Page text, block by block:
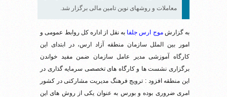
معاملات و روشهای نوین تامین مالی برگزار شد.
به گزارشموج ارس جلفا به نقل از اداره کل روابط عمومی و
امور بین الملل سازمان منطقه آزاد ارس، در ابتدای این
کارگاه آموزشی مدیر عامل سازمان ضمن مفید خواندن
برگزاری نشست ها و کارگاه های تخصصی سرمایه گذاری در
این منطقه افزود : ترویج فرهنگ مدیریت مشارکتی در کشور
امری ضروری بوده و بورس به عنوان یکی از روش های این